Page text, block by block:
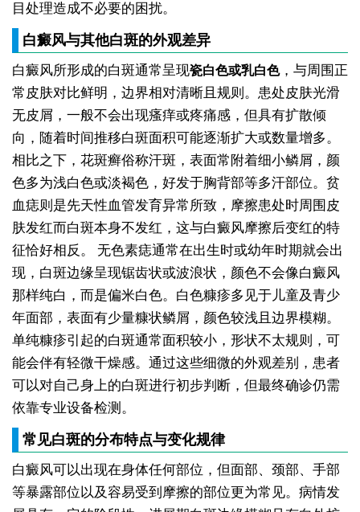
目处理造成不必要的困扰。
白癜风与其他白斑的外观差异
白癜风所形成的白斑通常呈现瓷白色或乳白色，与周围正
常皮肤对比鲜明，边界相对清晰且规则。患处皮肤光滑
无皮屑，一般不会出现瘙痒或疼痛感，但具有扩散倾
向，随着时间推移白斑面积可能逐渐扩大或数量增多。
相比之下，花斑癣俗称汗斑，表面常附着细小鳞屑，颜
色多为浅白色或淡褐色，好发于胸背部等多汗部位。贫
血痣则是先天性血管发育异常所致，摩擦患处时周围皮
肤发红而白斑本身不发红，这与白癜风摩擦后变红的特
征恰好相反。
无色素痣通常在出生时或幼年时期就会出
现，白斑边缘呈现锯齿状或波浪状，颜色不会像白癜风
那样纯白，而是偏米白色。白色糠疹多见于儿童及青少
年面部，表面有少量糠状鳞屑，颜色较浅且边界模糊。
单纯糠疹引起的白斑通常面积较小，形状不太规则，可
能会伴有轻微干燥感。通过这些细微的外观差别，患者
可以对自己身上的白斑进行初步判断，但最终确诊仍需
依靠专业设备检测。
常见白斑的分布特点与变化规律
白癜风可以出现在身体任何部位，但面部、颈部、手部
等暴露部位以及容易受到摩擦的部位更为常见。病情发